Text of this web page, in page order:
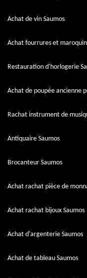
Achat de vin Saumos
Achat fourrures et
Restauration d'horlogerie
Achat de poupée ancienne
Rachat instrument de
Antiquaire Saumos
Brocanteur Saumos
Achat rachat pièce de
Achat rachat bijoux Saumos
Achat d'argenterie Saumos
Achat de tableau Saumos